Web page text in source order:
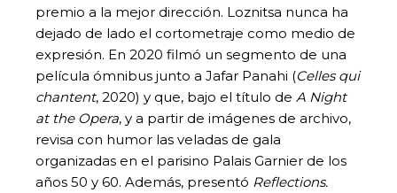
premio a la mejor dirección. Loznitsa nunca ha
dejado de lado el cortometraje como medio de
expresión. En 2020 filmó un segmento de una
película ómnibus junto a Jafar Panahi (Celles qui
chantent, 2020) y que, bajo el título de A Night
at the Opera, y a partir de imágenes de archivo,
revisa con humor las veladas de gala
organizadas en el parisino Palais Garnier de los
años 50 y 60. Además, presentó Reflections.